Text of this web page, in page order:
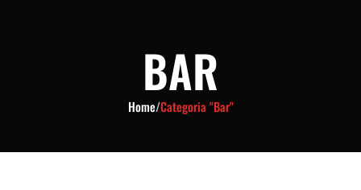
BAR
Home/Categoria "Bar"